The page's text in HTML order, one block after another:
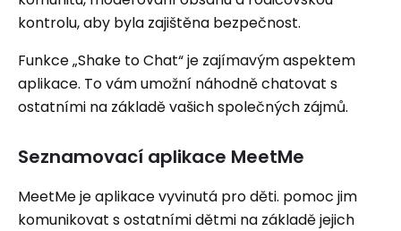
kontrolu, aby byla zajištěna bezpečnost.
Funkce „Shake to Chat“ je zajímavým aspektem
aplikace. To vám umožní náhodně chatovat s
ostatními na základě vašich společných zájmů.
Seznamovací aplikace MeetMe
MeetMe je aplikace vyvinutá pro děti. pomoc jim
komunikovat s ostatními dětmi na základě jejich